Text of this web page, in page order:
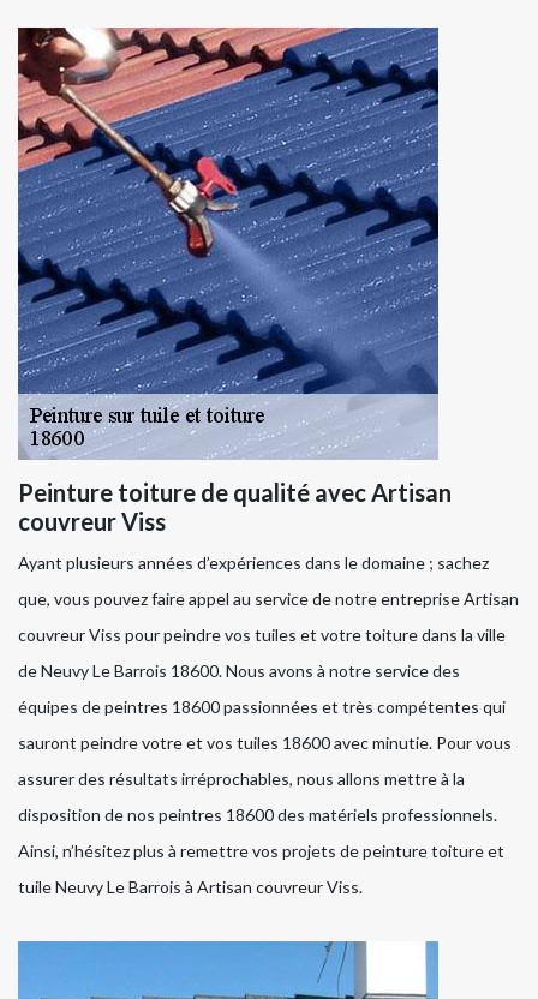
Peinture toiture de qualité avec Artisan
couvreur Viss
Ayant plusieurs années d’expériences dans le domaine ; sachez
que, vous pouvez faire appel au service de notre entreprise Artisan
couvreur Viss pour peindre vos tuiles et votre toiture dans la ville
de Neuvy Le Barrois 18600. Nous avons à notre service des
équipes de peintres 18600 passionnées et très compétentes qui
sauront peindre votre et vos tuiles 18600 avec minutie. Pour vous
assurer des résultats irréprochables, nous allons mettre à la
disposition de nos peintres 18600 des matériels professionnels.
Ainsi, n’hésitez plus à remettre vos projets de peinture toiture et
tuile Neuvy Le Barrois à Artisan couvreur Viss.